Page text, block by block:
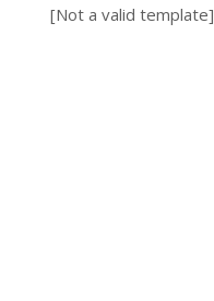
[Not a valid template]